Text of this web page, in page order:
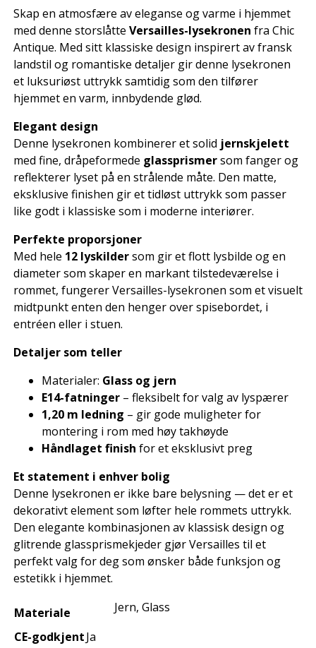
Skap en atmosfære av eleganse og varme i hjemmet
med denne storslåtte Versailles-lysekronen fra Chic
Antique. Med sitt klassiske design inspirert av fransk
landstil og romantiske detaljer gir denne lysekronen
et luksuriøst uttrykk samtidig som den tilfører
hjemmet en varm, innbydende glød.
Elegant design
Denne lysekronen kombinerer et solid jernskjelett
med fine, dråpeformede glassprismersom fanger og
reflekterer lyset på en strålende måte. Den matte,
eksklusive finishen gir et tidløst uttrykk som passer
like godt i klassiske som i moderne interiører.
Perfekte proporsjoner
Med hele 12 lyskildersom gir et flott lysbilde og en
diameter som skaper en markant tilstedeværelse i
rommet, fungerer Versailles-lysekronen som et visuelt
midtpunkt enten den henger over spisebordet, i
entréen eller i stuen.
Detaljer som teller
Materialer: Glass og jern
E14-fatninger – fleksibelt for valg av lyspærer
1,20 m ledning – gir gode muligheter for
montering i rom med høy takhøyde
Håndlaget finish for et eksklusivt preg
Et statement i enhver bolig
Denne lysekronen er ikke bare belysning — det er et
dekorativt element som løfter hele rommets uttrykk.
Den elegante kombinasjonen av klassisk design og
glitrende glassprismekjeder gjør Versailles til et
perfekt valg for deg som ønsker både funksjon og
estetikk i hjemmet.
Materiale
Jern, Glass
CE-godkjentJa